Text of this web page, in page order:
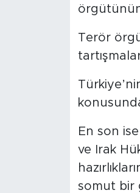
Terör
En son
ve Irak
somut bir